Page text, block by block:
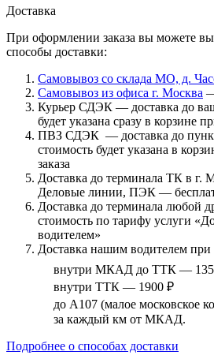
Доставка
При оформлении заказа вы можете
способы доставки:
Самовывоз со склада МО, д.
Самовывоз из офиса г. Москва
Курьер СДЭК — доставка до
будет указана сразу в корзине
ПВЗ СДЭК — доставка до
стоимость будет указана в
заказа
Доставка до терминала ТК в г.
Деловые линии, ПЭК —
Доставка до терминала любой
стоимость по тарифу услуги
водителем»
Доставка нашим водителем при
внутри МКАД до ТТК —
внутри ТТК — 1900 ₽
до А107 (малое московское
за каждый км от МКАД.
Подробнее о способах доставки